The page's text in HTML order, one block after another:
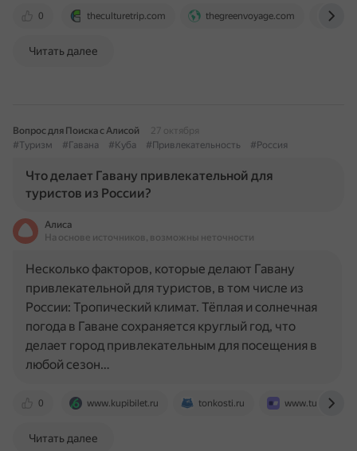
0 theculturetrip.com thegreenvoyage.com
Читать далее
Вопрос для Поиска с Алисой
27 октября
#Туризм
#Гавана #Куба #Привлекательность #Россия
Что делает Гавану привлекательной для
туристов из России?
Алиса
На основе источников, возможны неточности
0 www.kupibilet.ru tonkosti.ru www.tutu.ru
Несколько факторов, которые делают Гавану
привлекательной для туристов, в том числе из
России: Тропический климат. Тёплая и солнечная
погода в Гаване сохраняется круглый год, что
делает город привлекательным для посещения в
любой сезон…
Читать далее